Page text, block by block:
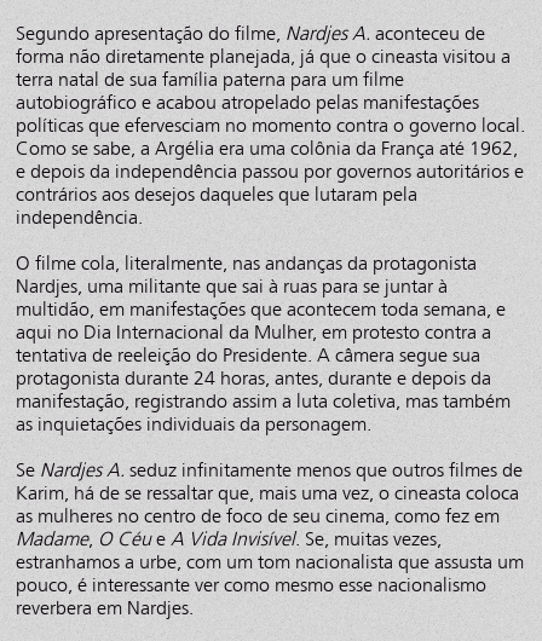
Segundo apresentação do filme,Nardjes A. aconteceu de
forma não diretamente planejada, já que o cineasta visitou a
terra natal de sua família paterna para um filme
autobiográfico e acabou atropelado pelas manifestações
políticas que efervesciam no momento contra o governo local.
Como se sabe, a Argélia era uma colônia da França até 1962,
e depois da independência passou por governos autoritários e
contrários aos desejos daqueles que lutaram pela
independência.
O filme cola, literalmente, nas andanças da protagonista
Nardjes, uma militante que sai à ruas para se juntar à
multidão, em manifestações que acontecem toda semana, e
aqui no Dia Internacional da Mulher, em protesto contra a
tentativa de reeleição do Presidente. A câmera segue sua
protagonista durante 24 horas, antes, durante e depois da
manifestação, registrando assim a luta coletiva, mas também
as inquietações individuais da personagem.
Se Nardjes A. seduz infinitamente menos que outros filmes de
Karim, há de se ressaltar que, mais uma vez, o cineasta coloca
as mulheres no centro de foco de seu cinema, como fez em
Madame, O CéueA Vida Invisível. Se, muitas vezes,
estranhamos a urbe, com um tom nacionalista que assusta um
pouco, é interessante ver como mesmo esse nacionalismo
reverbera em Nardjes.